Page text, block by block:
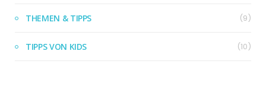
THEMEN & TIPPS (9)
TIPPS VON KIDS (10)